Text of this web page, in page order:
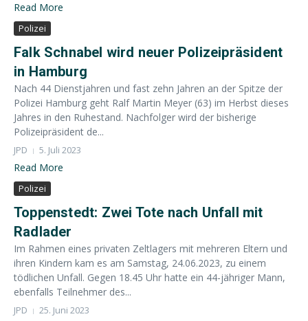
Read More
Polizei
Falk Schnabel wird neuer Polizeipräsident
in Hamburg
Nach 44 Dienstjahren und fast zehn Jahren an der Spitze der
Polizei Hamburg geht Ralf Martin Meyer (63) im Herbst dieses
Jahres in den Ruhestand. Nachfolger wird der bisherige
Polizeipräsident de...
JPD 5. Juli 2023
Read More
Polizei
Toppenstedt: Zwei Tote nach Unfall mit
Radlader
Im Rahmen eines privaten Zeltlagers mit mehreren Eltern und
ihren Kindern kam es am Samstag, 24.06.2023, zu einem
tödlichen Unfall. Gegen 18.45 Uhr hatte ein 44-jähriger Mann,
ebenfalls Teilnehmer des...
JPD 25. Juni 2023